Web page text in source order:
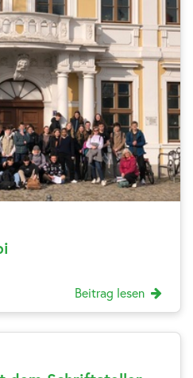
Beitrag lesen